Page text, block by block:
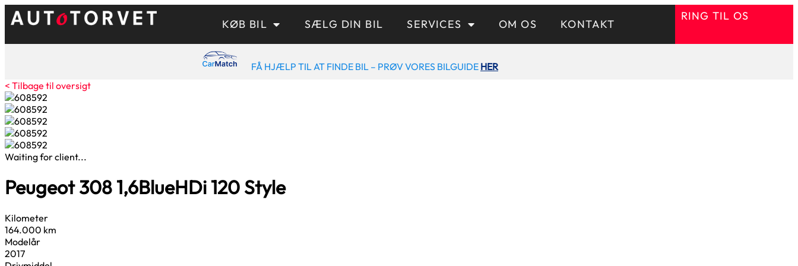
KØB BIL SÆLG DIN BIL SERVICES OM OS KONTAKT
RING TIL OS
FÅ HJÆLP TIL AT FINDE BIL – PRØV VORES BILGUIDE HER
< Tilbage til oversigt
Waiting for client...
Peugeot 308 1,6BlueHDi 120 Style
Kilometer
164.000 km
Modelår
2017